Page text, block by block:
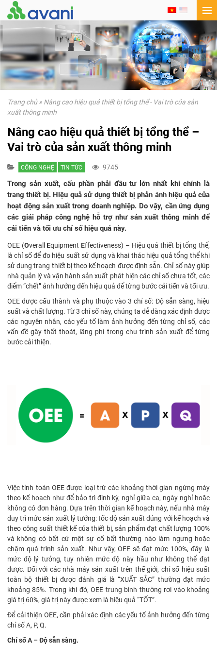
Trang chủ» Nâng cao hiệu quả thiết bị tổng thể - Vai trò của sản
xuất thông minh
Nâng cao hiệu quả thiết bị tổng thể –
Vai trò của sản xuất thông minh
CÔNG NGHỆ TIN TỨC 9745
Trong sản xuất, cấu phần phải đầu tư lớn nhất khi chính là
trang thiết bị. Hiệu quả sử dụng thiết bị phản ánh hiệu quả của
hoạt động sản xuất trong doanh nghiệp. Do vậy, cần ứng dụng
các giải pháp công nghệ hỗ trợ như sản xuất thông minh để
cải tiến và tối ưu chỉ số hiệu quả này.
OEE (Overall Equipment Effectiveness) – Hiệu quả thiết bị tổng thể,
là chỉ số để đo hiệu suất sử dụng và khai thác hiệu quả tổng thể khi
sử dụng trang thiết bị theo kế hoạch được định sẵn. Chỉ số này giúp
nhà quản lý và vận hành sản xuất phát hiện các chỉ số chưa tốt, các
điểm “chết” ảnh hưởng đến hiệu quả để từng bước cải tiến và tối ưu.
OEE được cấu thành và phụ thuộc vào 3 chỉ số: Độ sẵn sàng, hiệu
suất và chất lượng. Từ 3 chỉ số này, chúng ta dễ dàng xác định được
các nguyên nhân, các yếu tố làm ảnh hưởng đến từng chỉ số, các
vấn đề gây thất thoát, lãng phí trong chu trình sản xuất để từng
bước cải thiện.
Việc tính toán OEE được loại trừ các khoảng thời gian ngừng máy
theo kế hoạch như để bảo trì định kỳ, nghỉ giữa ca, ngày nghỉ hoặc
không có đơn hàng. Dựa trên thời gian kế hoạch này, nếu nhà máy
duy trì mức sản xuất lý tưởng: tốc độ sản xuất đúng với kế hoạch và
theo công suất thiết kế của thiết bị, sản phẩm đạt chất lượng 100%
và không có bất cứ một sự cố bất thường nào làm ngưng hoặc
chậm quá trình sản xuất. Như vậy, OEE sẽ đạt mức 100%, đây là
mức độ lý tưởng, tuy nhiên mức độ này hầu như không thể đạt
được. Đối với các nhà máy sản xuất trên thế giới, chỉ số hiệu suất
toàn bộ thiết bị được đánh giá là “XUẤT SẮC” thường đạt mức
khoảng 85%. Trong khi đó, OEE trung bình thường rơi vào khoảng
giá trị 60%, giá trị này được xem là hiệu quả “TỐT”.
Để cải thiện OEE, cần phải xác định các yếu tố ảnh hưởng đến từng
chỉ số A, P, Q.
Chỉ số A – Độ sẵn sàng.